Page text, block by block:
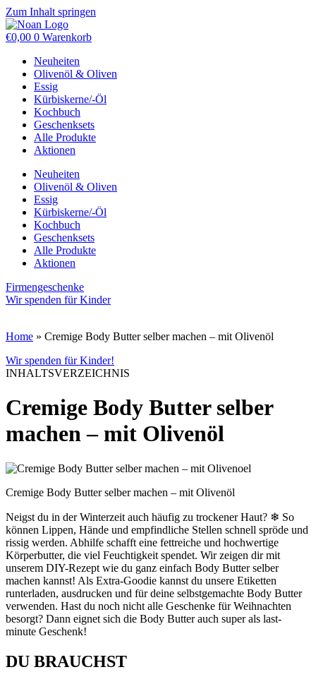
Zum Inhalt springen
€0,00 0 Warenkorb
Neuheiten
Olivenöl & Oliven
Essig
Kürbiskerne/-Öl
Kochbuch
Geschenksets
Alle Produkte
Aktionen
Neuheiten
Olivenöl & Oliven
Essig
Kürbiskerne/-Öl
Kochbuch
Geschenksets
Alle Produkte
Aktionen
Firmengeschenke
Wir spenden für Kinder
Home » Cremige Body Butter selber machen – mit Olivenöl
Wir spenden für Kinder!
INHALTSVERZEICHNIS
Cremige Body Butter selber
machen – mit Olivenöl
Cremige Body Butter selber machen – mit Olivenöl
Neigst du in der Winterzeit auch häufig zu trockener Haut? ❄ So
können Lippen, Hände und empfindliche Stellen schnell spröde und
rissig werden. Abhilfe schafft eine fettreiche und hochwertige
Körperbutter, die viel Feuchtigkeit spendet. Wir zeigen dir mit
unserem DIY-Rezept wie du ganz einfach Body Butter selber
machen kannst! Als Extra-Goodie kannst du unsere Etiketten
runterladen, ausdrucken und für deine selbstgemachte Body Butter
verwenden. Hast du noch nicht alle Geschenke für Weihnachten
besorgt? Dann eignet sich die Body Butter auch super als last-
minute Geschenk!
DU BRAUCHST